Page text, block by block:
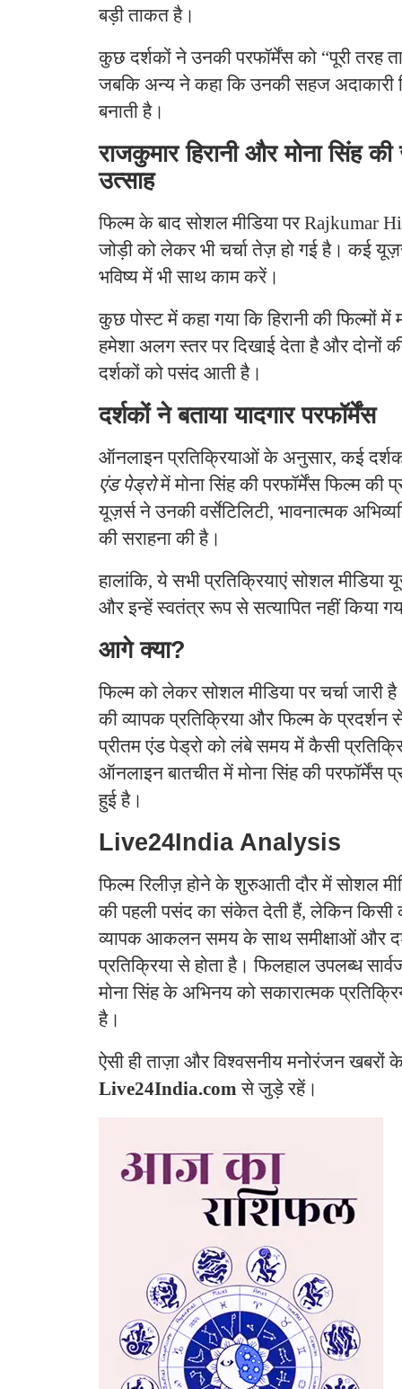
बड़ी ताकत है।
कुछ दर्शकों ने उनकी परफॉर्मेंस को “पूरी तरह
जबकि अन्य ने कहा कि उनकी सहज अदाकारी
बनाती है।
राजकुमार हिरानी और मोना सिंह
उत्साह
फिल्म के बाद सोशल मीडिया पर Rajkumar
जोड़ी को लेकर भी चर्चा तेज़ हो गई है। कई
भविष्य में भी साथ काम करें।
कुछ पोस्ट में कहा गया कि हिरानी की फिल्मों में
हमेशा अलग स्तर पर दिखाई देता है और दोनों
दर्शकों को पसंद आती है।
दर्शकों ने बताया यादगार परफॉर्मेंस
ऑनलाइन प्रतिक्रियाओं के अनुसार, कई
एंड पेड्रोमें मोना सिंह की परफॉर्मेंस फिल्म की
यूज़र्स ने उनकी वर्सेटिलिटी, भावनात्मक
की सराहना की है।
हालांकि, ये सभी प्रतिक्रियाएं सोशल मीडिया
और इन्हें स्वतंत्र रूप से सत्यापित नहीं किया
आगे क्या?
फिल्म को लेकर सोशल मीडिया पर चर्चा जारी
की व्यापक प्रतिक्रिया और फिल्म के प्रदर्शन
प्रीतम एंड पेड्रो को लंबे समय में कैसी
ऑनलाइन बातचीत में मोना सिंह की परफॉर्मेंस
हुई है।
Live24India Analysis
फिल्म रिलीज़ होने के शुरुआती दौर में सोशल
की पहली पसंद का संकेत देती हैं, लेकिन किसी
व्यापक आकलन समय के साथ समीक्षाओं और
प्रतिक्रिया से होता है। फिलहाल उपलब्ध
मोना सिंह के अभिनय को सकारात्मक
है।
ऐसी ही ताज़ा और विश्वसनीय मनोरंजन खबरों
Live24India.com से जुड़े रहें।